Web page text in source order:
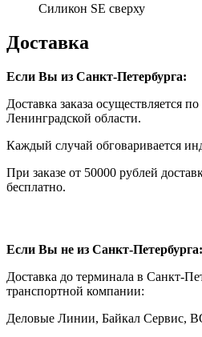
Силикон SE сверху
Доставка
Если Вы из Санкт-Петербурга:
Доставка заказа осуществляется
Ленинградской области.
Каждый случай обговаривается
При заказе от 50000 рублей
бесплатно.
Если Вы не из Санкт-Петербурга:
Доставка до терминала в Санкт-
транспортной компании:
Деловые Линии, Байкал Сервис,